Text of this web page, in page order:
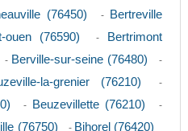
(76450) -
Bertreville
ouen (76590) -
Bertrimont
- Berville-sur-seine (76480) -
la-grenier (76210) -
- Beuzevillette (76210) -
(76750) - Bihorel (76420)